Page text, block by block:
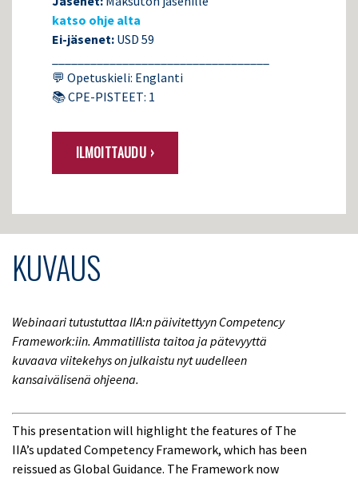
katso ohje alta
Ei-jäsenet: USD 59
💬 Opetuskieli: Englanti
📚 CPE-PISTEET: 1
ILMOITTAUDU ›
KUVAUS
Webinaari tutustuttaa IIA:n päivitettyyn Competency
Framework:iin. Ammatillista taitoa ja pätevyyttä
kuvaava viitekehys on julkaistu nyt uudelleen
kansaivälisenä ohjeena.
This presentation will highlight the features of The
IIA’s updated Competency Framework, which has been
reissued as Global Guidance. The Framework now